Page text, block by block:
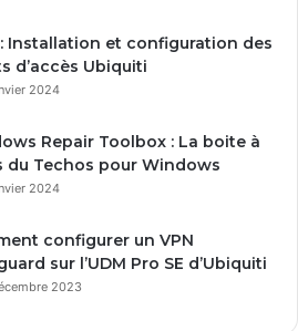
Installation et configuration des
d’accès Ubiquiti
2024
Repair Toolbox : La boite à
du Techos pour Windows
2024
configurer un VPN
sur l’UDM Pro SE d’Ubiquiti
2023